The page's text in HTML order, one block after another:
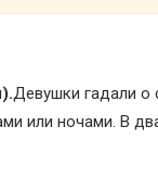
Девушки гадали о
или ночами. В